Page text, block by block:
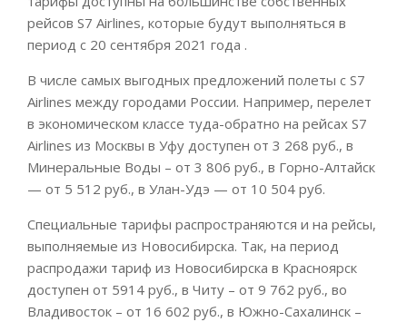
рейсов S7 Airlines, которые будут выполняться в
период с 20 сентября 2021 года .
В числе самых выгодных предложений полеты с S7
Airlines между городами России. Например, перелет
в экономическом классе туда-обратно на рейсах S7
Airlines из Москвы в Уфу доступен от 3 268 руб., в
Минеральные Воды – от 3 806 руб., в Горно-Алтайск
— от 5 512 руб., в Улан-Удэ — от 10 504 руб.
Специальные тарифы распространяются и на рейсы,
выполняемые из Новосибирска. Так, на период
распродажи тариф из Новосибирска в Красноярск
доступен от 5914 руб., в Читу – от 9 762 руб., во
Владивосток – от 16 602 руб., в Южно-Сахалинск –